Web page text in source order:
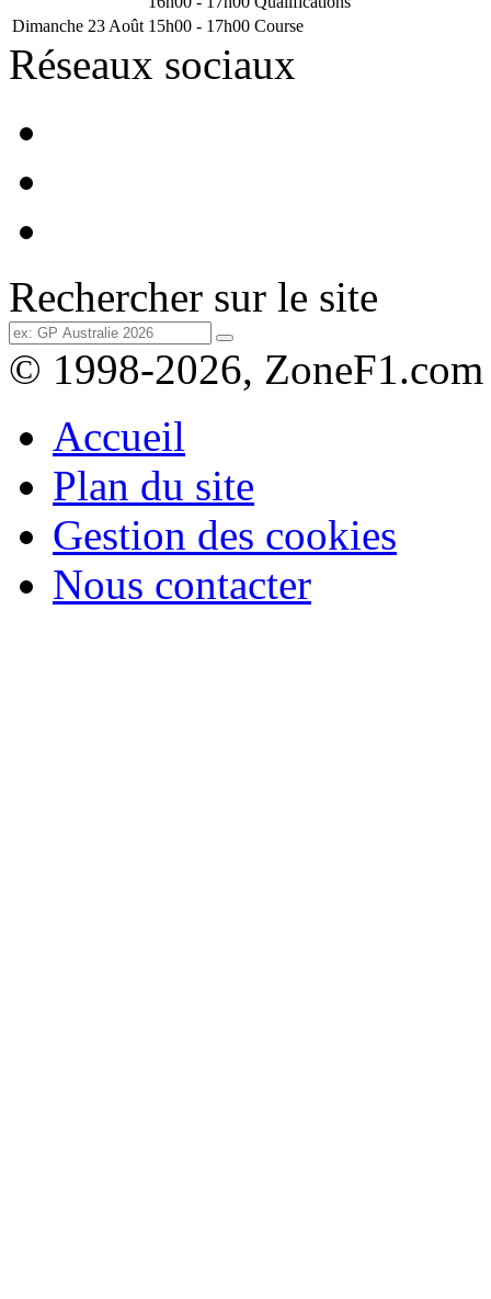
Dimanche 23 Août 15h00 - 17h00 Course
Réseaux sociaux
Rechercher sur le site
© 1998-2026, ZoneF1.com
Accueil
Plan du site
Gestion des cookies
Nous contacter